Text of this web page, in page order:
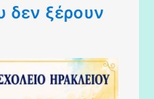
δεν ξέρουν